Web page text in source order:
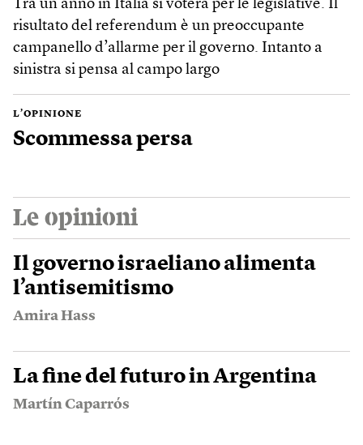
Tra un anno in Italia si voterà per le legislative. Il
risultato del referendum è un preoccupante
campanello d’allarme per il governo. Intanto a
sinistra si pensa al campo largo
L’OPINIONE
Scommessa persa
Le opinioni
Il governo israeliano alimenta
l’antisemitismo
Amira Hass
La fine del futuro in Argentina
Martín Caparrós